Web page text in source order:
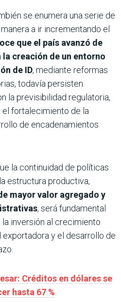
se enumera una serie de
a ir incrementando el
que el país avanzó de
creación de un entorno
de ID, mediante reformas
todavía persisten
la previsibilidad regulatoria,
fortalecimiento de la
de encadenamientos
la continuidad de políticas
estructura productiva,
mayor valor agregado y
, será fundamental
inversión al crecimiento
y el desarrollo de
Créditos en dólares se
hasta 67 %